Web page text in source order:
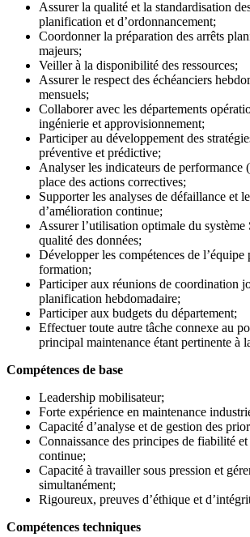
Assurer la qualité et la standardisation
planification et d’ordonnancement;
Coordonner la préparation des arrêts
majeurs;
Veiller à la disponibilité des ressources;
Assurer le respect des échéanciers
mensuels;
Collaborer avec les départements
ingénierie et approvisionnement;
Participer au développement des
préventive et prédictive;
Analyser les indicateurs de performance
place des actions correctives;
Supporter les analyses de défaillance et
d’amélioration continue;
Assurer l’utilisation optimale du
qualité des données;
Développer les compétences de l’équipe
formation;
Participer aux réunions de coordination
planification hebdomadaire;
Participer aux budgets du département;
Effectuer toute autre tâche connexe au
principal maintenance étant pertinente à
Compétences de base
Leadership mobilisateur;
Forte expérience en maintenance
Capacité d’analyse et de gestion des
Connaissance des principes de fiabilité
continue;
Capacité à travailler sous pression et
simultanément;
Rigoureux, preuves d’éthique et
Compétences techniques